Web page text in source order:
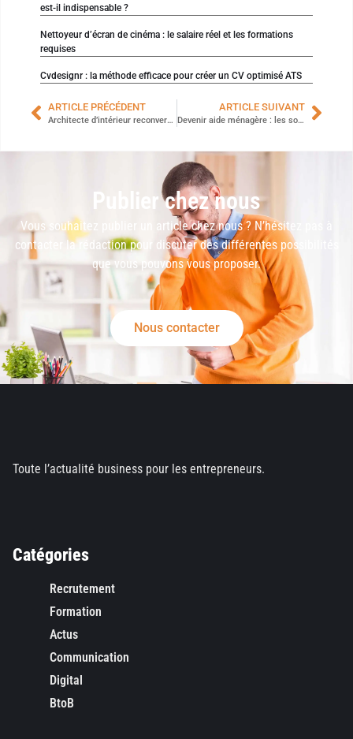
est-il indispensable ?
Nettoyeur d’écran de cinéma : le salaire réel et les formations
requises
Cvdesignr : la méthode efficace pour créer un CV optimisé ATS
ARTICLE PRÉCÉDENT
Architecte d’intérieur reconversion : la formation idéale pour réussir son projet
ARTICLE SUIVANT
Devenir aide ménagère : les solutions pour travailler sans diplôme spécifique
Publier chez nous
Vous souhaitez publier un article chez nous ? N’hésitez pas à
contacter la rédaction pour discuter des différentes possibilités
que vous pouvons vous proposer.
Nous contacter
Toute l’actualité business pour les entrepreneurs.
Catégories
Recrutement
Formation
Actus
Communication
Digital
BtoB